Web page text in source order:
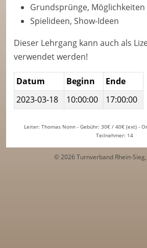
Grundsprünge, Möglichkeiten
Spielideen, Show-Ideen
Dieser Lehrgang kann auch als
verwendet werden!
Datum Beginn
Ende
2023-03-18
10:00:00 17:00:00
Leiter: Thomas Nonn - Gebühr: 30€ / 40€ (ext) -
Teilnehmer: 14
© 2026 Turnverband Rhein-Sieg,